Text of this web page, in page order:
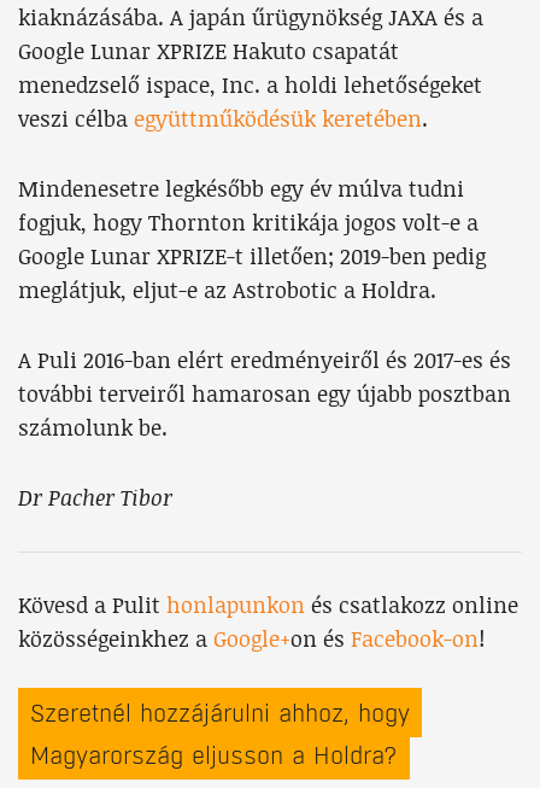
kiaknázásába. A japán űrügynökség JAXA és a
Google Lunar XPRIZE Hakuto csapatát
menedzselő ispace, Inc. a holdi lehetőségeket
veszi célba együttműködésük keretében.
Mindenesetre legkésőbb egy év múlva tudni
fogjuk, hogy Thornton kritikája jogos volt-e a
Google Lunar XPRIZE-t illetően; 2019-ben pedig
meglátjuk, eljut-e az Astrobotic a Holdra.
A Puli 2016-ban elért eredményeiről és 2017-es és
további terveiről hamarosan egy újabb posztban
számolunk be.
Dr Pacher Tibor
Kövesd a Pulit honlapunkon és csatlakozz online
közösségeinkhez a Google+on és Facebook-on!
Szeretnél hozzájárulni ahhoz, hogy
Magyarország eljusson a Holdra?